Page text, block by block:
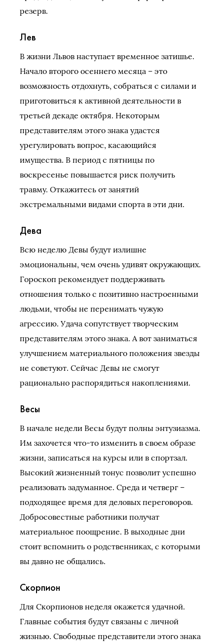
резерв.
Лев
В жизни Львов наступает временное затишье.
Начало второго осеннего месяца – это
возможность отдохнуть, собраться с силами и
приготовиться к активной деятельности в
третьей декаде октября. Некоторым
представителям этого знака удастся
урегулировать вопрос, касающийся
имущества. В период с пятницы по
воскресенье повышается риск получить
травму. Откажитесь от занятий
экстремальными видами спорта в эти дни.
Дева
Всю неделю Девы будут излишне
эмоциональны, чем очень удивят окружающих.
Гороскоп рекомендует поддерживать
отношения только с позитивно настроенными
людьми, чтобы не перенимать чужую
агрессию. Удача сопутствует творческим
представителям этого знака. А вот заниматься
улучшением материального положения звезды
не советуют. Сейчас Девы не смогут
рационально распорядиться накоплениями.
Весы
В начале недели Весы будут полны энтузиазма.
Им захочется что-то изменить в своем образе
жизни, записаться на курсы или в спортзал.
Высокий жизненный тонус позволит успешно
реализовать задуманное. Среда и четверг –
подходящее время для деловых переговоров.
Добросовестные работники получат
материальное поощрение. В выходные дни
стоит вспомнить о родственниках, с которыми
вы давно не общались.
Скорпион
Для Скорпионов неделя окажется удачной.
Главные события будут связаны с личной
жизнью. Свободные представители этого знака